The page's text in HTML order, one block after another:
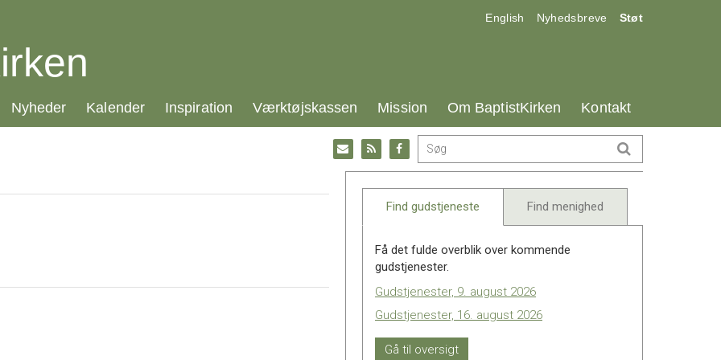
17.0:
English 18.0:
Nyhedsbreve 19.0:
Støt
21.0:
Nyheder 22.0:
Kalender 23.0:
Inspiration 24.0:
Værktøjskassen 25.0:
Mission 26.0:
Om BaptistKirken 27.0:
Kontakt
Gå
til:
Facebook
Gå
til:
RSS
feed
Gå
til:
Email
Find gudstjeneste Find menighed
Få det fulde overblik over kommende
gudstjenester.
Gudstjenester, 9. august 2026
Gudstjenester, 16. august 2026
Gå til oversigt